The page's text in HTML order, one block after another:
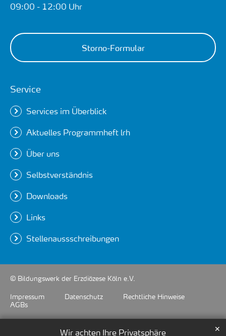
Wir achten Ihre Privatsphäre ✕
09:00 - 12:00 Uhr
Storno-Formular
Service
Services im Überblick
Aktuelles Programmheft lrh
Über uns
Selbstverständnis
Downloads
Links
Stellenaussschreibungen
© Bildungswerk der Erzdiözese Köln e.V.
Impressum
Datenschutz
Rechtliche Hinweise
AGBs